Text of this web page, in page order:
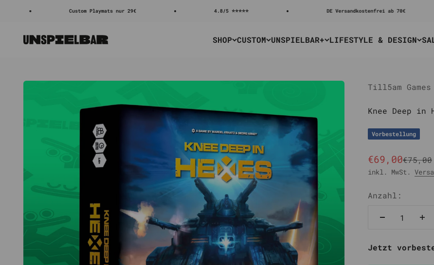
Custom Playmats nur 29€ 4.8/5 ⭐⭐⭐⭐⭐ DE Versandkostenfrei ab 70€
SHOP CUSTOM UNSPIELBAR+ LIFESTYLE & DESIGN
Unspielbar
Till5am Games
Knee Deep in
Vorbestellung
Angebot
€69,00€75,00
inkl. MwSt.
Anzahl:
Jetzt